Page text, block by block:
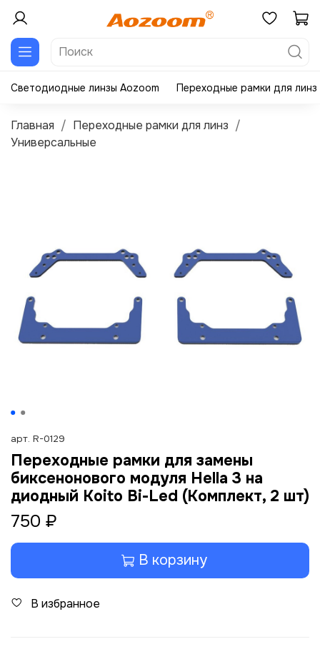
Светодиодные линзы Aozoom Переходные рамки для линз
Главная
Переходные рамки для линз
Универсальные
арт. R-0129
Переходные рамки для замены
биксенонового модуля Hella 3 на
диодный Koito Bi-Led (Комплект, 2 шт)
750 ₽
В корзину
В избранное